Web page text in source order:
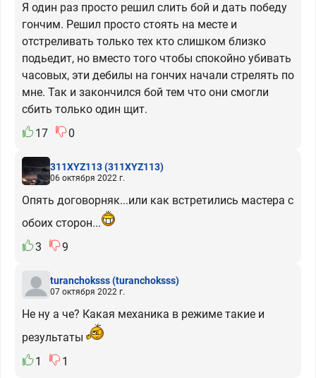
Я один раз просто решил слить бой и дать победу
гончим. Решил просто стоять на месте и
отстреливать только тех кто слишком близко
подьедит, но вместо того чтобы спокойно убивать
часовых, эти дебилы на гончих начали стрелять по
мне. Так и закончился бой тем что они смогли
сбить только один щит.
17
0
311XYZ113(311XYZ113)
06 октября 2022 г.
Опять договорняк...или как встретились мастера с
обоих сторон...
3
9
turanchoksss(turanchoksss)
07 октября 2022 г.
Не ну а че? Какая механика в режиме такие и
результаты
1
1